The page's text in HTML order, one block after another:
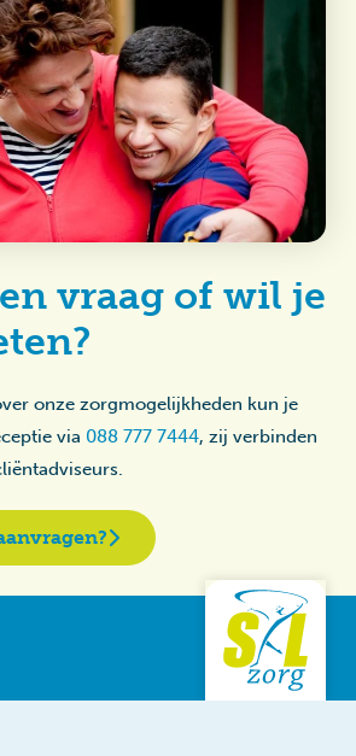
vraag of wil je
onze zorgmogelijkheden kun je
via 088 777 7444, zij verbinden